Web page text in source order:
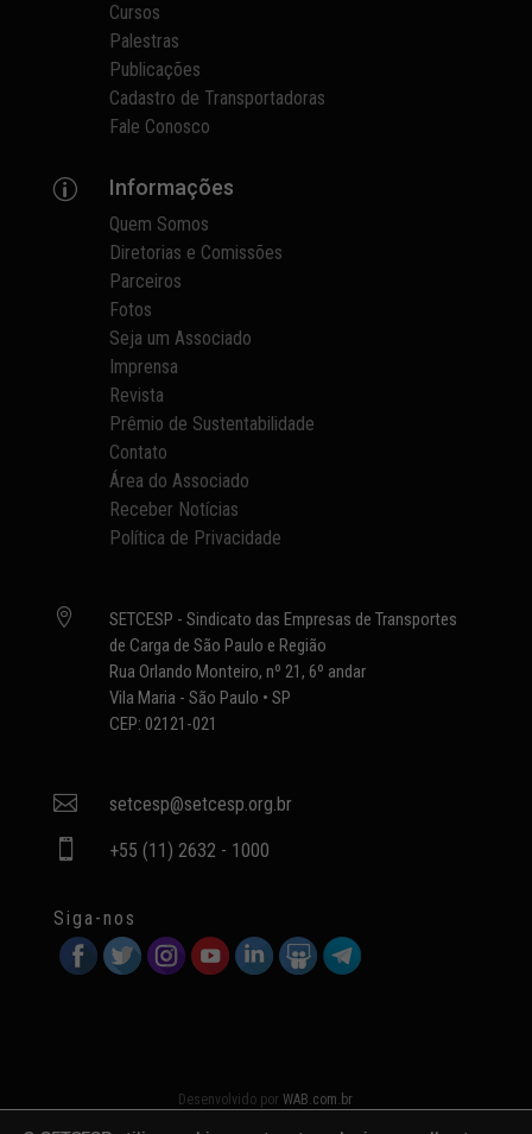
Cursos
Palestras
Publicações
Cadastro de Transportadoras
Fale Conosco
p Informações
Quem Somos
Diretorias e Comissões
Parceiros
Fotos
Seja um Associado
Imprensa
Revista
Prêmio de Sustentabilidade
Contato
Área do Associado
Receber Notícias
Política de Privacidade

SETCESP - Sindicato das Empresas de Transportes
de Carga de São Paulo e Região
Rua Orlando Monteiro, nº 21, 6º andar
Vila Maria - São Paulo • SP
CEP: 02121-021
 setcesp@setcesp.org.br
 +55 (11) 2632 - 1000
Siga-nos
Desenvolvido porWAB.com.br